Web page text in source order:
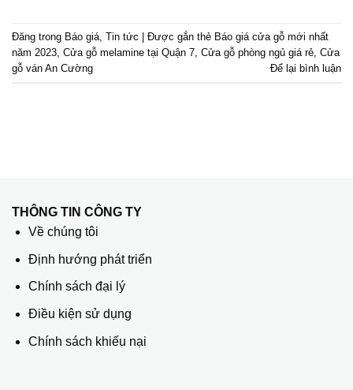
Đăng trong Báo giá Tin tức | Được gắn thẻ Báo giá cửa gỗ mới nhất
năm 2023 Cửa gỗ melamine tại Quận 7 Cửa gỗ phòng ngủ giá rẻ Cửa
gỗ ván An Cường
Để lại bình luận
THÔNG TIN CÔNG TY
Về chúng tôi
Định hướng phát triển
Chính sách đại lý
Điều kiện sử dụng
Chính sách khiếu nại